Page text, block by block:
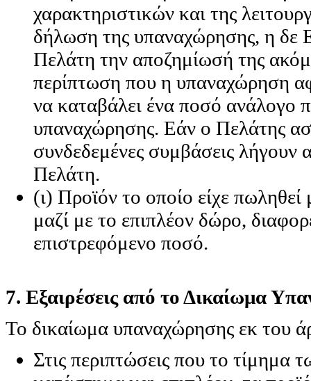
χαρακτηριστικών και της
δήλωση της υπαναχώρησης, η δε
Πελάτη την αποζημίωσή της
περίπτωση που η υπαναχώρηση
να καταβάλει ένα ποσό ανάλογο
υπαναχώρησης. Εάν ο Πελάτης
συνδεδεμένες συμβάσεις λήγουν
Πελάτη.
(ι) Προϊόν το οποίο είχε
μαζί με το επιπλέον δώρο,
επιστρεφόμενο ποσό.
7. Εξαιρέσεις από το Δικαίωμα
Το δικαίωμα υπαναχώρησης εκ του
Στις περιπτώσεις που το τίμημα